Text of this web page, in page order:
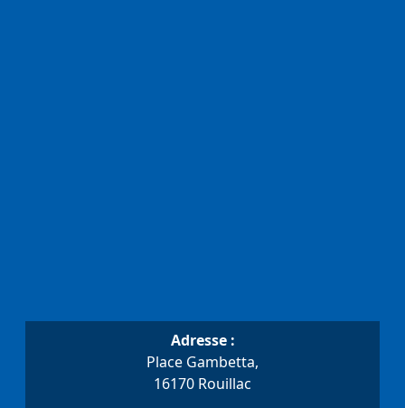
Adresse :
Place Gambetta,
16170 Rouillac